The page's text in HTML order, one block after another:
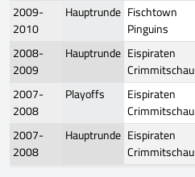
2009-
2010
Hauptrunde Fischtown
Pinguins
2008-
2009
Hauptrunde Eispiraten
Crimmitschau
2007-
2008
Playoffs
Eispiraten
Crimmitschau
2007-
2008
Hauptrunde Eispiraten
Crimmitschau